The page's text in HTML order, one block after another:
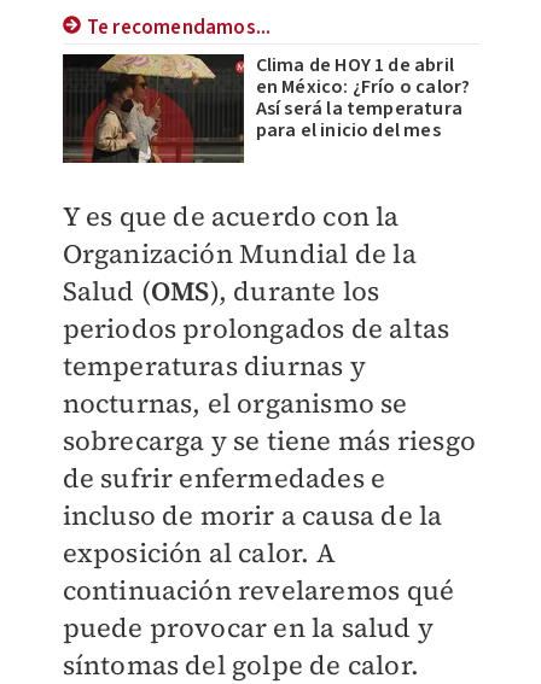
Te recomendamos...
Clima de HOY 1 de abril
en México: ¿Frío o calor?
Así será la temperatura
para el inicio del mes
Y es que de acuerdo con la
Organización Mundial de la
Salud (OMS), durante los
periodos prolongados de altas
temperaturas diurnas y
nocturnas, el organismo se
sobrecarga y se tiene más riesgo
de sufrir enfermedades e
incluso de morir a causa de la
exposición al calor. A
continuación revelaremos qué
puede provocar en la salud y
síntomas del golpe de calor.